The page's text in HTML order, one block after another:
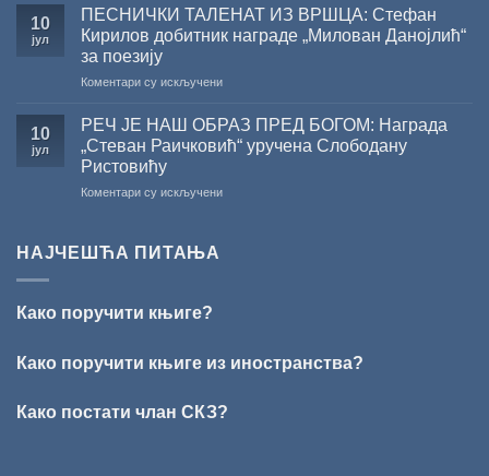
Сали
одржано
уручење
„Стеван
Раичковић”
10
јул
ПЕСНИЧКИ ТАЛЕНАТ ИЗ ВРШЦА: Стефан
Кирилов добитник награде „Милован Данојлић“
за поезију
Коментари су искљученина
ТАЛЕНАТ
ИЗ
ВРШЦА:
Кирилов
10
јул
РЕЧ ЈЕ НАШ ОБРАЗ ПРЕД БОГОМ: Награда
„Стеван Раичковић“ уручена Слободану
Ристовићу
Коментари су искљученина
Раичковић“
Ристовићу
НАЈЧЕШЋА ПИТАЊА
Како поручити књиге?
Како поручити књиге из иностранства?
Како постати члан СКЗ?